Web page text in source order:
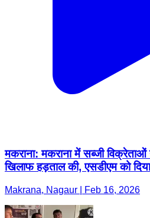
मकराना: मकराना में सब्जी विक्रेताओं
खिलाफ हड़ताल की, एसडीएम को दिया
Makrana, Nagaur | Feb 16, 2026